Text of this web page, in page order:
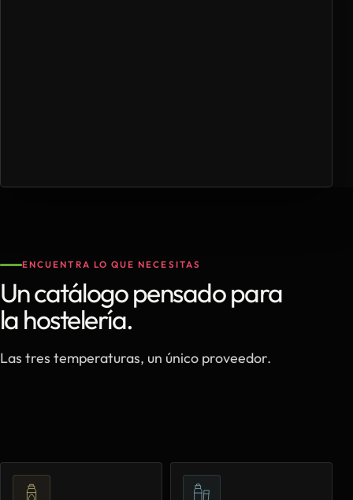
ENCUENTRA LO QUE NECESITAS
Un catálogo pensado para
la hostelería.
Las tres temperaturas, un único proveedor.